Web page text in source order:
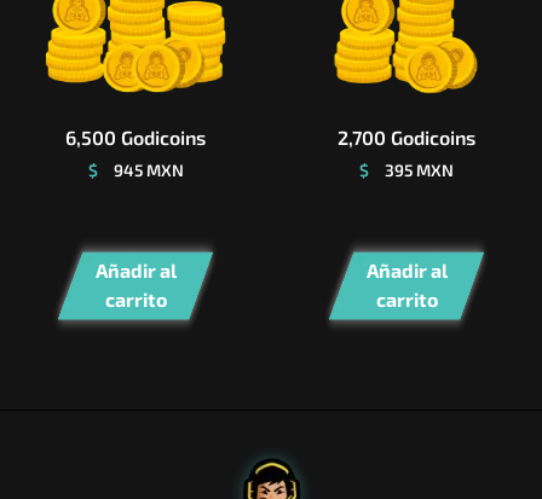
6,500 Godicoins
$ 945MXN
Añadir al
carrito
2,700 Godicoins
$ 395 MXN
Añadir al
carrito